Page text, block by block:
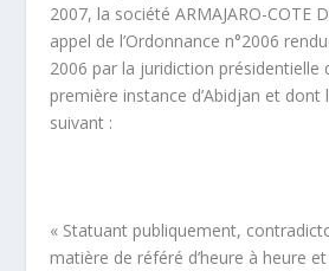
2007, la société ARMAJARO-COTE
appel de l’Ordonnance n°2006
2006 par la juridiction présidentielle
première instance d’Abidjan et
suivant :
« Statuant publiquement,
matière de référé d’heure à heure